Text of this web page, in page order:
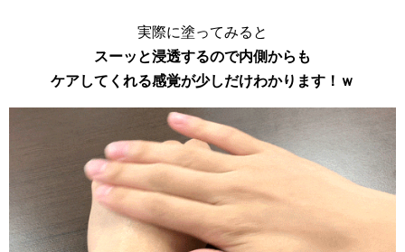
実際に塗ってみると
スーッと浸透するので内側からも
ケアしてくれる感覚が少しだけわかります！ｗ